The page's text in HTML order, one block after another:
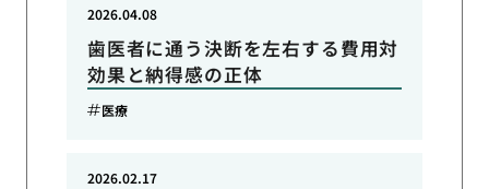
歯医者に通う決断を左右する費用対
効果と納得感の正体
2026.04.08
医療
2026.02.17